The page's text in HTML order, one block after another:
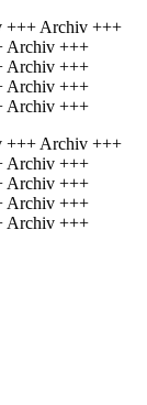
+++ Archiv +++
Archiv +++
Archiv +++
Archiv +++
Archiv +++
+++ Archiv +++
Archiv +++
Archiv +++
Archiv +++
Archiv +++